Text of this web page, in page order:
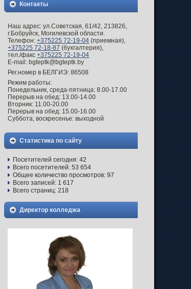
Контакты
Наш адрес: ул.Советская, 61/42, 213826,
г.Бобруйск, Могилевской области.
Телефон:+375225 72-19-04 (приемная),
+375225 72-18-87 (бухгалтерия),
тел./факс+375225 72-19-04
E-mail: bgteptk@bgteptk.by
Рег.номер в БЕЛГИЭ: 86508
Режим работы:
Понедельник, среда-пятница: 8.00-17.00
Перерыв на обед: 13.00-14.00
Вторник: 11.00-20.00
Перерыв на обед: 15.00-16.00
Суббота, воскресенье: выходной
Статистика по сайту
Посетителей сегодня:42
Всего посетителей:53 654
Общее количество просмотров:97
Всего записей: 1 617
Всего страниц:218
Директор колледжа